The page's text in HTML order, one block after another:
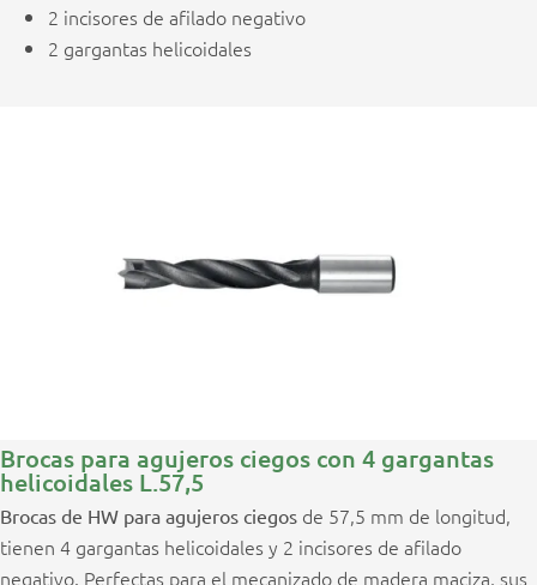
2 incisores de afilado negativo
2 gargantas helicoidales
Brocas para agujeros ciegos con 4 gargantas
helicoidales L.57,5
Brocas de HW para agujeros ciegos de 57,5 mm de longitud,
tienen 4 gargantas helicoidales y 2 incisores de afilado
negativo. Perfectas para el mecanizado de madera maciza, sus